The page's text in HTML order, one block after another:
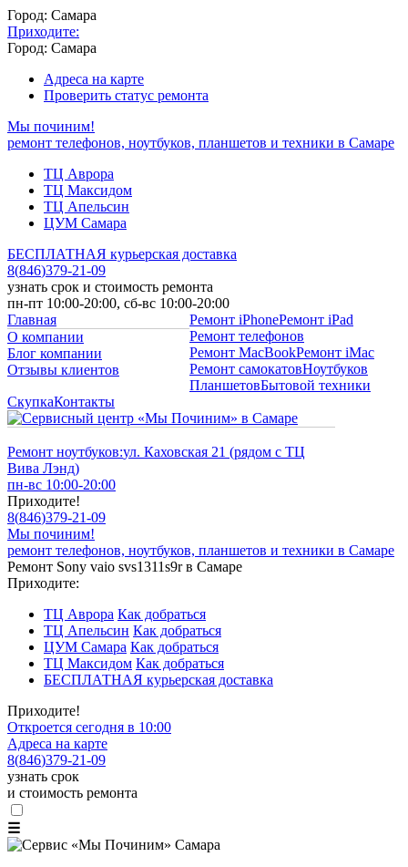
Город: Самара
Приходите:
Город: Самара
Адреса на карте
Проверить статус ремонта
Мы починим!
ремонт телефонов, ноутбуков, планшетов и техники в Самаре
ТЦ Аврора
ТЦ Максидом
ТЦ Апельсин
ЦУМ Самара
БЕСПЛАТНАЯ курьерская доставка
8(846)379-21-09
узнать срок и стоимость ремонта
пн-пт 10:00-20:00, сб-вс 10:00-20:00
Главная
О компании
Блог компании
Отзывы клиентов
Ремонт iPhoneРемонт iPad
Ремонт телефонов
Ремонт MacBookРемонт iMac
Ремонт самокатовНоутбуков
ПланшетовБытовой техники
СкупкаКонтакты
Ремонт ноутбуков:ул. Каховская 21 (рядом с ТЦ
Вива Лэнд)
пн-вс 10:00-20:00
Приходите!
8(846)379-21-09
Мы починим!
ремонт телефонов, ноутбуков, планшетов и техники в Самаре
Ремонт Sony vaio svs1311s9r в Самаре
Приходите:
ТЦ Аврора Как добраться
ТЦ Апельсин Как добраться
ЦУМ Самара Как добраться
ТЦ Максидом Как добраться
БЕСПЛАТНАЯ курьерская доставка
Приходите!
Откроется сегодня в 10:00
Адреса на карте
8(846)379-21-09
узнать срок
и стоимость ремонта
☰